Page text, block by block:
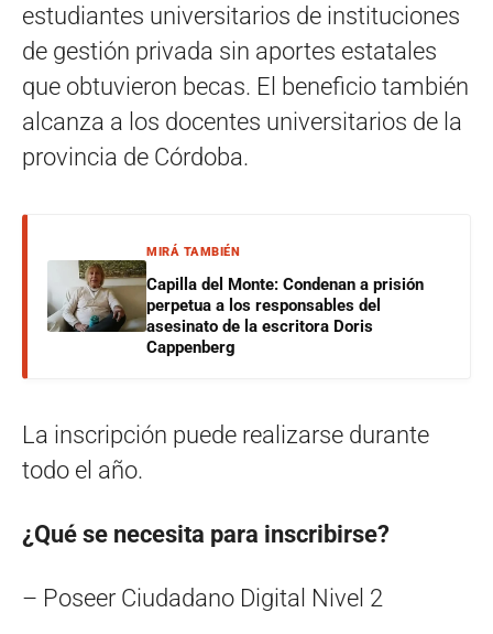
estudiantes universitarios de instituciones
de gestión privada sin aportes estatales
que obtuvieron becas. El beneficio también
alcanza a los docentes universitarios de la
provincia de Córdoba.
MIRÁ TAMBIÉN
Capilla del Monte: Condenan a prisión
perpetua a los responsables del
asesinato de la escritora Doris
Cappenberg
La inscripción puede realizarse durante
todo el año.
¿Qué se necesita para inscribirse?
– Poseer Ciudadano Digital Nivel 2